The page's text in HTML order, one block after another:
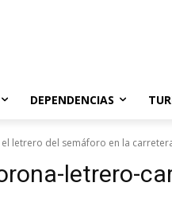
DEPENDENCIAS
el letrero del semáforo en la
letrero-